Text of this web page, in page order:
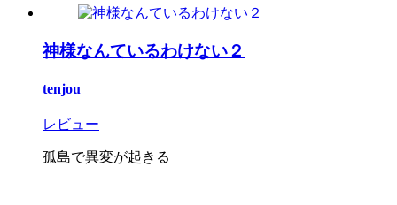
神様なんているわけない２
tenjou
レビュー
孤島で異変が起きる